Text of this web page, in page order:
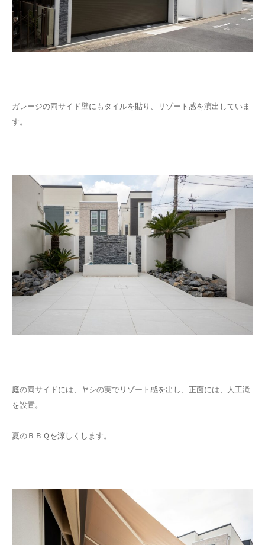
ガレージの両サイド壁にもタイルを貼り、リゾート感を演出していま
す。
庭の両サイドには、ヤシの実でリゾート感を出し、正面には、人工滝
を設置。
夏のＢＢＱを涼しくします。